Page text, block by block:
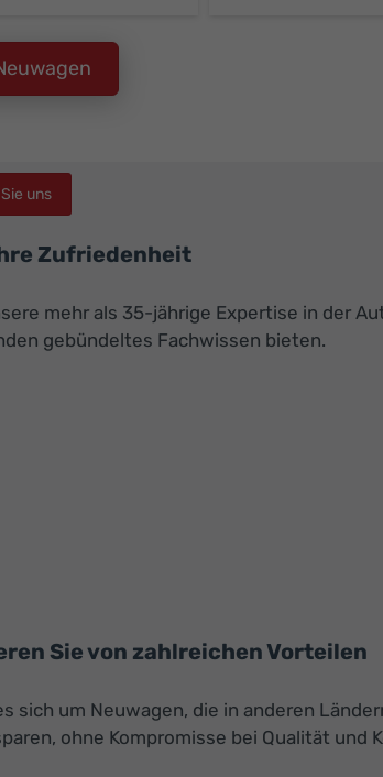
uns
Zufriedenheit
mehr als 35-jährige Expertise in der
gebündeltes Fachwissen bieten.
Sie von zahlreichen Vorteilen
um Neuwagen, die in anderen
ohne Kompromisse bei Qualität und